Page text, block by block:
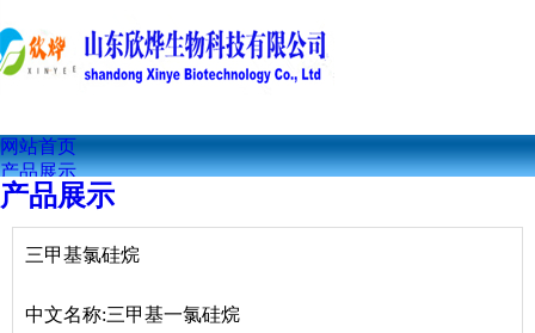
网站首页
产品展示
公司简介
公司资讯
产品展示
三甲基氯硅烷
中文名称:三甲基一氯硅烷